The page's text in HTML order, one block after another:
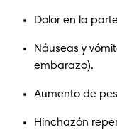
Dolor en la
Náuseas y
embarazo).
Aumento de
Hinchazón